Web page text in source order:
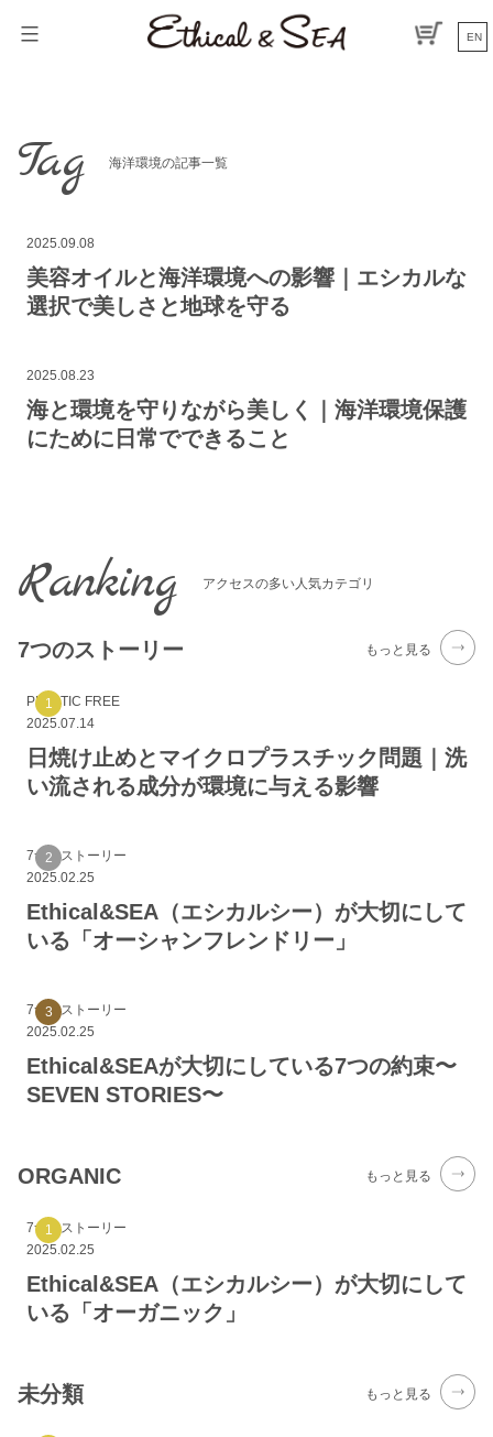
EN
Tag 海洋環境の記事一覧
2025.09.08
美容オイルと海洋環境への影響｜エシカルな
選択で美しさと地球を守る
2025.08.23
海と環境を守りながら美しく｜海洋環境保護
にために日常でできること
Ranking アクセスの多い人気カテゴリ
7つのストーリー もっと見る
PLASTIC FREE
2025.07.14
日焼け止めとマイクロプラスチック問題｜洗
い流される成分が環境に与える影響
7つのストーリー
2025.02.25
Ethical&SEA（エシカルシー）が大切にして
いる「オーシャンフレンドリー」
7つのストーリー
2025.02.25
Ethical&SEAが大切にしている7つの約束〜
SEVEN STORIES〜
ORGANIC もっと見る
7つのストーリー
2025.02.25
Ethical&SEA（エシカルシー）が大切にして
いる「オーガニック」
未分類 もっと見る